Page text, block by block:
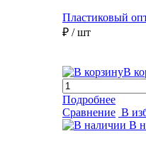
Пластиковый
₽ / шт
В
Подробнее
Сравнение В
В